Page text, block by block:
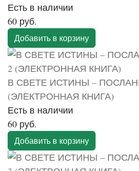
Есть в наличии
60 руб.
Добавить в корзину
В СВЕТЕ ИСТИНЫ –
(ЭЛЕКТРОННАЯ КНИГА)
Есть в наличии
60 руб.
Добавить в корзину